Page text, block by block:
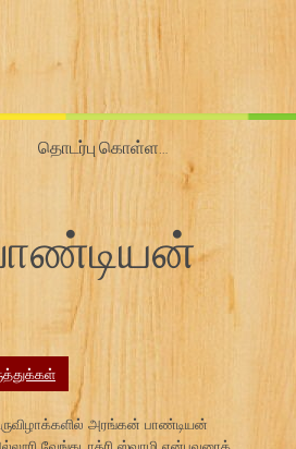
தொடர்பு கொள்ள…
அரங்கன் பாண்டியன்
வேங்கடாத்ரி ஸ்வாமி என்பவரைக்